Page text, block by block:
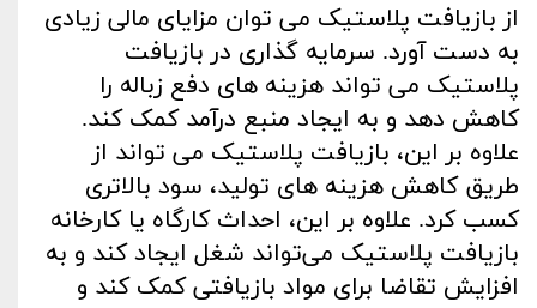
از بازیافت پلاستیک می توان مزایای مالی زیادی
به دست آورد. سرمایه گذاری در بازیافت
پلاستیک می تواند هزینه های دفع زباله را
کاهش دهد و به ایجاد منبع درآمد کمک کند.
علاوه بر این، بازیافت پلاستیک می تواند از
طریق کاهش هزینه های تولید، سود بالاتری
کسب کرد. علاوه بر این، احداث کارگاه یا کارخانه
بازیافت پلاستیک می‌تواند شغل ایجاد کند و به
افزایش تقاضا برای مواد بازیافتی کمک کند و